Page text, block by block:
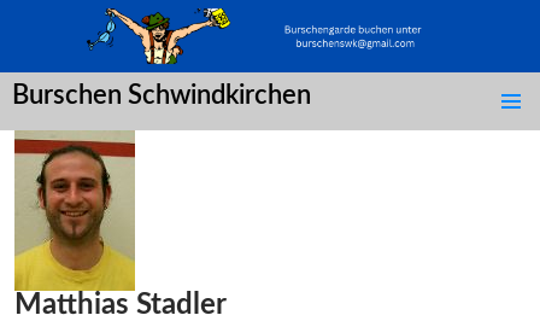
Burschen Schwindkirchen
ZUM
INHALT
Matthias Stadler